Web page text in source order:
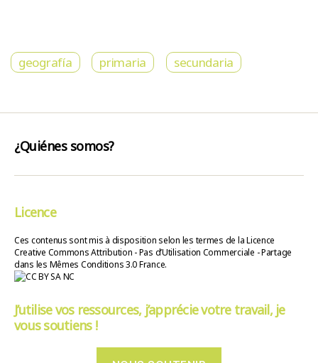
geografía primaria secundaria
¿Quiénes somos?
Licence
Ces contenus sont mis à disposition selon les termes de la Licence
Creative Commons Attribution - Pas d’Utilisation Commerciale - Partage
dans les Mêmes Conditions 3.0 France.
J’utilise vos ressources, j’apprécie votre travail, je
vous soutiens !